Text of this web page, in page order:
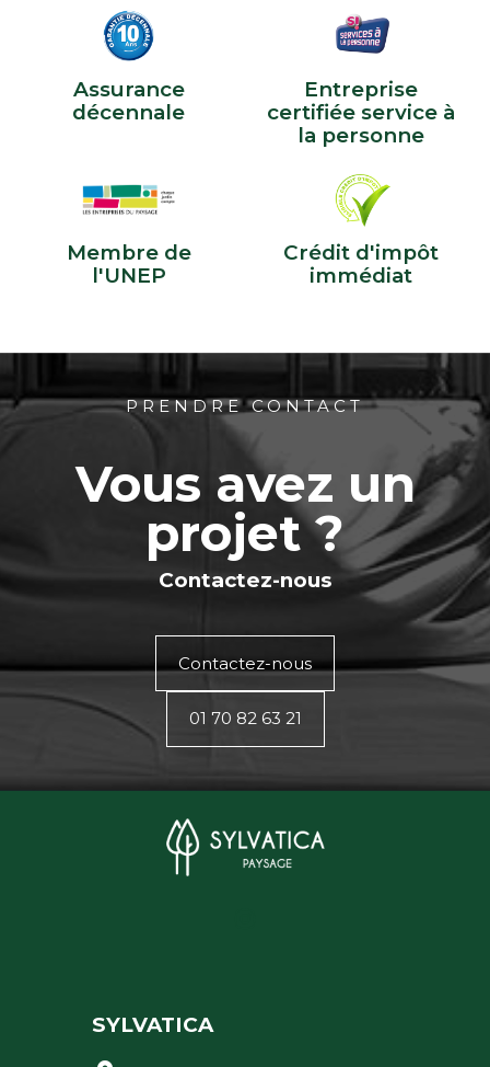
Assurance
décennale
Entreprise
certifiée service à
la personne
Membre de
l'UNEP
Crédit d'impôt
immédiat
PRENDRE CONTACT
Vous avez un
projet ?
Contactez-nous
Contactez-nous
01 70 82 63 21
SYLVATICA